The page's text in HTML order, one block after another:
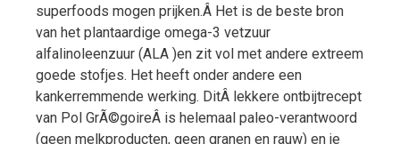
superfoods mogen prijken.Â Het is de beste bron
van het plantaardige omega-3 vetzuur
alfalinoleenzuur (ALA )en zit vol met andere extreem
goede stofjes. Het heeft onder andere een
kankerremmende werking. DitÂ lekkere ontbijtrecept
van Pol GrÃ©goireÂ is helemaal paleo-verantwoord
(geen melkproducten, geen granen en rauw) en je